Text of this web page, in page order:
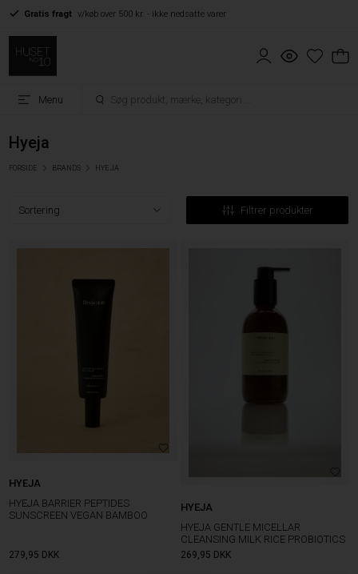
Gratis fragt v/køb over 500 kr. - ikke nedsatte varer
Menu
Hyeja
FORSIDE BRANDS HYEJA
Filtrer produkter
HYEJA
HYEJA BARRIER PEPTIDES
SUNSCREEN VEGAN BAMBOO
279,95 DKK
HYEJA
HYEJA GENTLE MICELLAR
CLEANSING MILK RICE PROBIOTICS
269,95 DKK